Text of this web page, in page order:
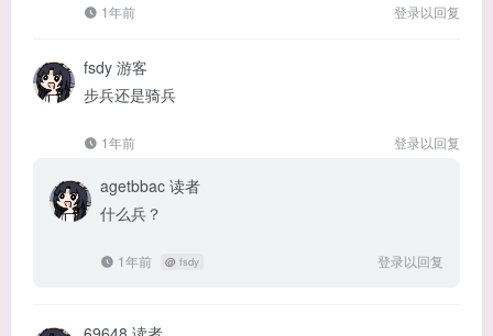
1年前 登录以回复
fsdy 游客
步兵还是骑兵
1年前 登录以回复
agetbbac 读者
什么兵？
1年前 @ fsdy 登录以回复